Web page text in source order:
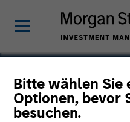
Bitte wählen Sie
Optionen, bevor
besuchen.
Dennis
Head of